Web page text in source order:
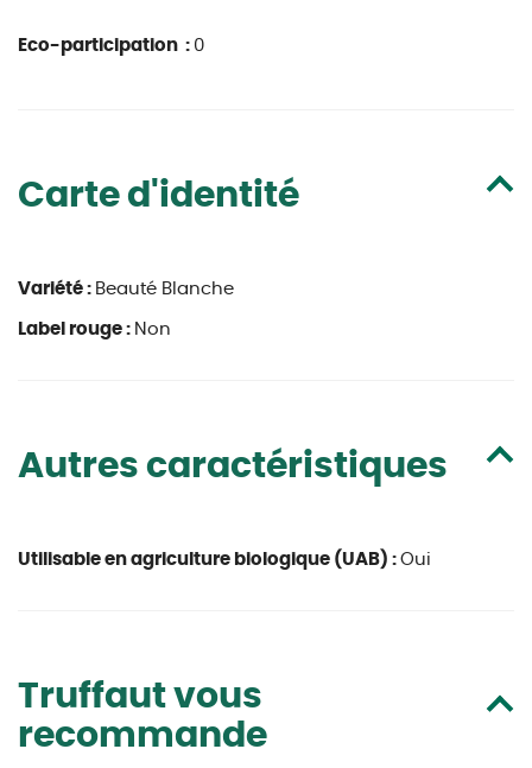
Eco-participation : 0
Carte d'identité
Variété : Beauté Blanche
Label rouge : Non
Autres caractéristiques
Utilisable en agriculture biologique (UAB) : Oui
Truffaut vous
recommande